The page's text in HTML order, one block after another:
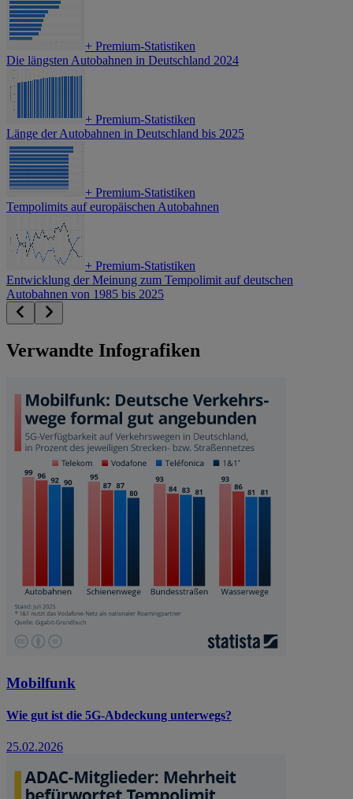
+ Premium-Statistiken
Die längsten Autobahnen in Deutschland 2024
+ Premium-Statistiken
Länge der Autobahnen in Deutschland bis 2025
+ Premium-Statistiken
Tempolimits auf europäischen Autobahnen
+ Premium-Statistiken
Entwicklung der Meinung zum Tempolimit auf deutschen
Autobahnen von 1985 bis 2025
Verwandte Infografiken
Mobilfunk
Wie gut ist die 5G-Abdeckung unterwegs?
25.02.2026